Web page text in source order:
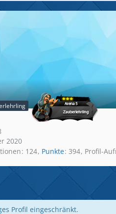
2020
124 Punkte 394 Profil-
Profil eingeschränkt.